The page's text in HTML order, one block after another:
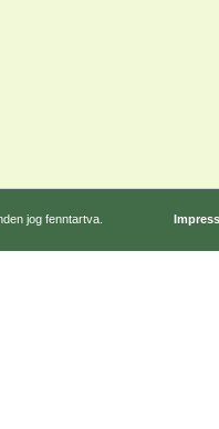
jog fenntartva.